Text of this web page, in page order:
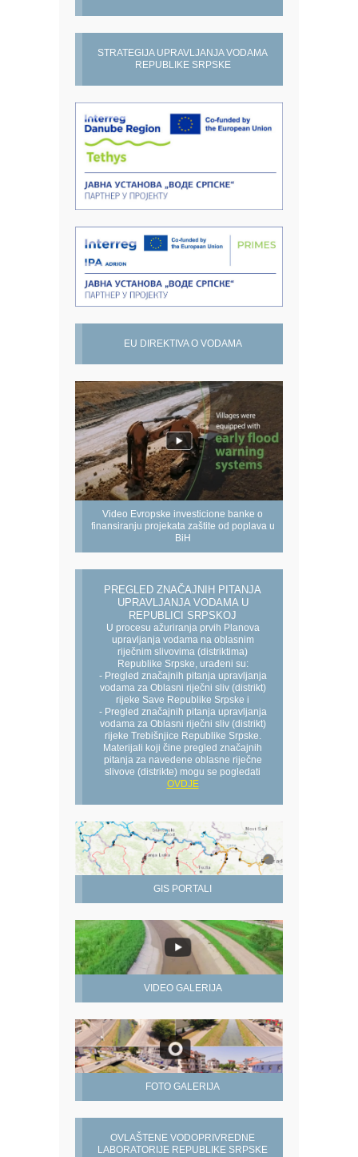
STRATEGIJA UPRAVLJANJA VODAMA
REPUBLIKE SRPSKE
EU DIREKTIVA O VODAMA
Video Evropske investicione banke o
finansiranju projekata zaštite od poplava u
BiH
PREGLED ZNAČAJNIH PITANJA
UPRAVLJANJA VODAMA U
REPUBLICI SRPSKOJ
U procesu ažuriranja prvih Planova
upravljanja vodama na oblasnim
riječnim slivovima (distriktima)
Republike Srpske, urađeni su:
- Pregled značajnih pitanja upravljanja
vodama za Oblasni riječni sliv (distrikt)
rijeke Save Republike Srpske i
- Pregled značajnih pitanja upravljanja
vodama za Oblasni riječni sliv (distrikt)
rijeke Trebišnjice Republike Srpske.
Materijali koji čine pregled značajnih
pitanja za navedene oblasne riječne
slivove (distrikte) mogu se pogledati
OVDJE
GIS PORTALI
VIDEO GALERIJA
FOTO GALERIJA
OVLAŠTENE VODOPRIVREDNE
LABORATORIJE REPUBLIKE SRPSKE